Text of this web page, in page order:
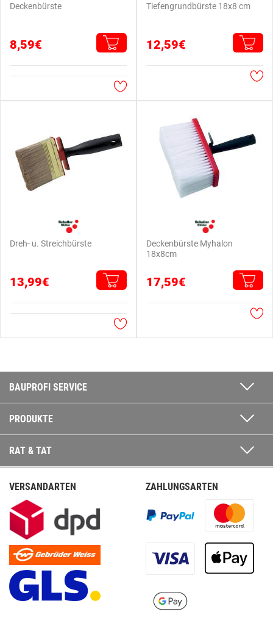
Deckenbürste
8,59€
Tiefengrundbürste 18x8 cm
12,59€
Dreh- u. Streichbürste
13,99€
Deckenbürste Myhalon
18x8cm
17,59€
BAUPROFI SERVICE
PRODUKTE
RAT & TAT
VERSANDARTEN ZAHLUNGSARTEN